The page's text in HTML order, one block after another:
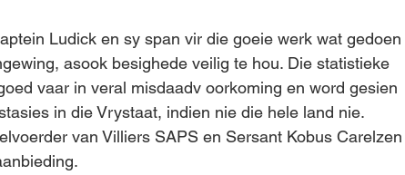
Ludick en sy span vir die goeie werk wat gedoen
asook besighede veilig te hou. Die statistieke
vaar in veral misdaadv oorkoming en word gesien
in die Vrystaat, indien nie die hele land nie.
van Villiers SAPS en Sersant Kobus Carelzen